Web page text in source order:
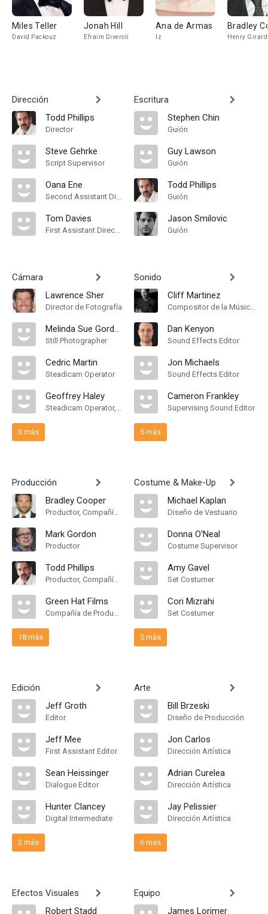
Miles Teller
David Packouz
Jonah Hill
Efraim Diveroli
Ana de Armas
Iz
Bradley
Henry Girard
Dirección
Todd Phillips
Director
Steve Gehrke
Script Supervisor
Oana Ene
Second Assistant Director
Tom Davies
First Assistant Director
Cámara
Lawrence Sher
Director de Fotografía
Melinda Sue Gordon
Still Photographer
Cedric Martin
Steadicam Operator
Geoffrey Haley
Steadicam Operator, "A" Camera Operator
3 más
Producción
Bradley Cooper
Productor, Compañía de Produccion
Mark Gordon
Productor
Todd Phillips
Productor, Compañía de Produccion
Green Hat Films
Compañía de Produccion
18 más
Edición
Jeff Groth
Editor
Jeff Mee
First Assistant Editor
Sean Heissinger
Dialogue Editor
Hunter Clancey
Digital Intermediate
2 más
Efectos Visuales
Robert Stadd
Escritura
Stephen Chin
Guión
Guy Lawson
Guión
Todd Phillips
Guión
Jason Smilovic
Guión
Sonido
Cliff Martinez
Compositor de la Música Original
Dan Kenyon
Sound Effects Editor
Jon Michaels
Sound Effects Editor
Cameron Frankley
Supervising Sound Editor
5 más
Costume & Make-Up
Michael Kaplan
Diseño de Vestuario
Donna O'Neal
Costume Supervisor
Amy Gavel
Set Costumer
Cori Mizrahi
Set Costumer
5 más
Arte
Bill Brzeski
Diseño de Producción
Jon Carlos
Dirección Artística
Adrian Curelea
Dirección Artística
Jay Pelissier
Dirección Artística
6 más
Equipo
James Lorimer